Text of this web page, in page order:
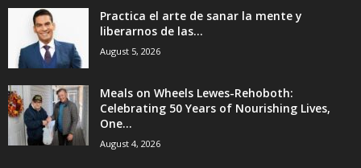
Practica el arte de sanar la mente y
liberarnos de las...
August 5, 2026
Meals on Wheels Lewes-Rehoboth:
Celebrating 50 Years of Nourishing Lives,
One...
August 4, 2026